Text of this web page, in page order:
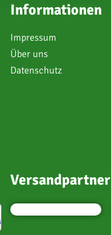
Informationen
Impressum
Über uns
Datenschutz
Versandpartner